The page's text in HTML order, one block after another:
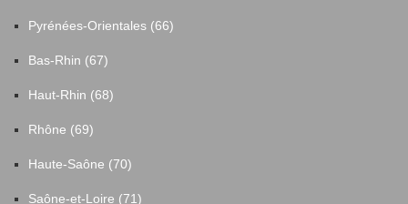
Pyrénées-Orientales (66)
Bas-Rhin (67)
Haut-Rhin (68)
Rhône (69)
Haute-Saône (70)
Saône-et-Loire (71)